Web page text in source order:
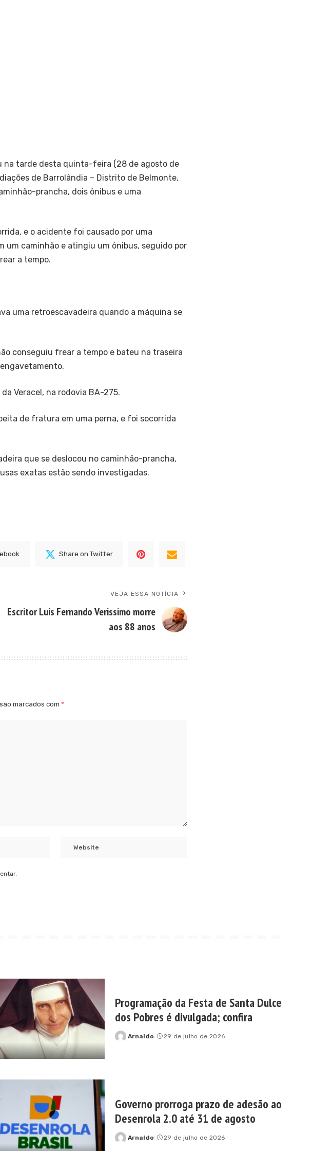
na tarde desta quinta-feira (28 de agosto de
de Barrolândia – Distrito de Belmonte,
prancha, dois ônibus e uma
e o acidente foi causado por uma
um caminhão e atingiu um ônibus, seguido por
a tempo.
uma retroescavadeira quando a máquina se
conseguiu frear a tempo e bateu na traseira
Veracel, na rodovia BA-275.
de fratura em uma perna, e foi socorrida
que se deslocou no caminhão-prancha,
exatas estão sendo investigadas.
Share on Twitter
VEJA ESSA NOTÍCIA
Escritor Luis Fernando Verissimo morre
aos 88 anos
marcados com *
Programação da Festa de Santa Dulce
dos Pobres é divulgada; confira
Posted
Arnaldo 29 de julho de 2026
Governo prorroga prazo de adesão ao
Desenrola 2.0 até 31 de agosto
Posted
Arnaldo 29 de julho de 2026